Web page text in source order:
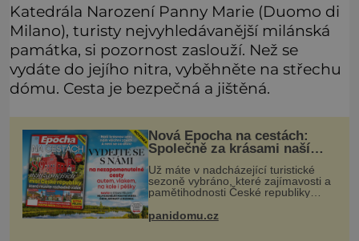
Katedrála Narození Panny Marie (Duomo di
Milano), turisty nejvyhledávanější milánská
památka, si pozornost zaslouží. Než se
vydáte do jejího nitra, vyběhněte na střechu
dómu. Cesta je bezpečná a jištěná.
Nová Epocha na cestách:
Společně za krásami naší
vlasti
Už máte v nadcházející turistické
sezoně vybráno, které zajímavosti a
pamětihodnosti České republiky
navštívíte? V prodeji je právě nové
číslo Epochy na cestách, které vám
při rozhodování určitě pomůž
panidomu.cz